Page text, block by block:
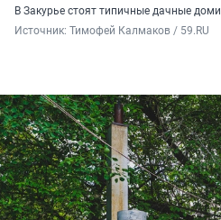
В Закурье стоят типичные дачные
Источник: Тимофей Калмаков / 59.RU